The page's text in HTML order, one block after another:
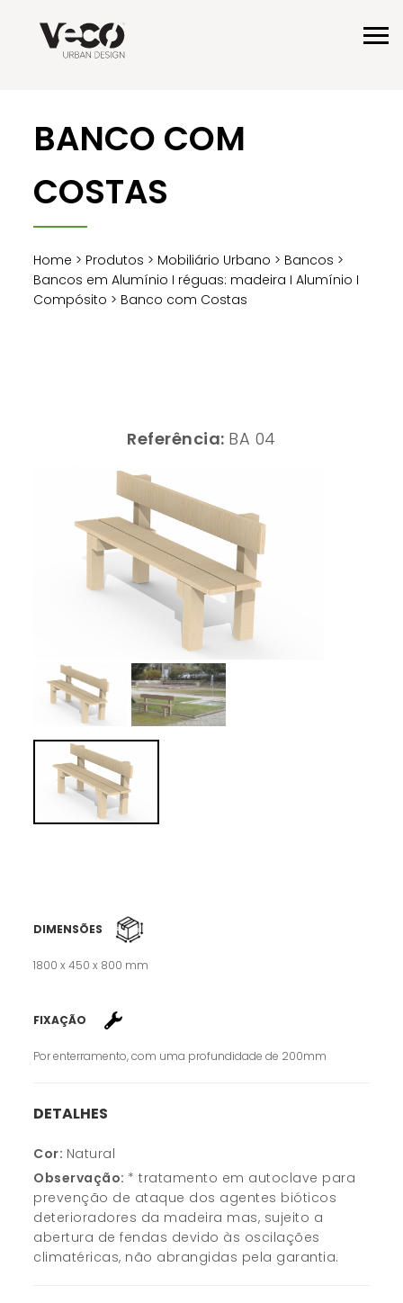
BANCO COM
COSTAS
Home > Produtos > Mobiliário Urbano > Bancos >
Bancos em Alumínio I réguas: madeira I Alumínio I
Compósito > Banco com Costas
Referência: BA 04
DIMENSÕES
1800 x 450 x 800 mm
FIXAÇÃO
Por enterramento, com uma profundidade de 200mm
DETALHES
Cor: Natural
Observação: * tratamento em autoclave para
prevenção de ataque dos agentes bióticos
deterioradores da madeira mas, sujeito a
abertura de fendas devido às oscilações
climatéricas, não abrangidas pela garantia.